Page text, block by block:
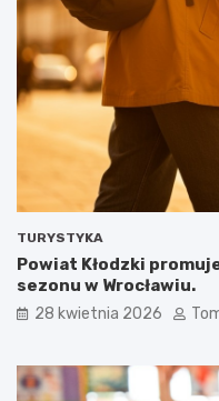
TURYSTYKA
Powiat Kłodzki
sezonu w Wrocławiu.
28 kwietnia 2026